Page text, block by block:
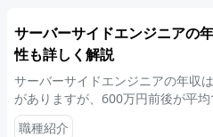
サーバーサイドエンジニアの
性も詳しく解説
サーバーサイドエンジニアの年収
がありますが、600万円前後が平
方法や必要なスキルなどについて
職種紹介